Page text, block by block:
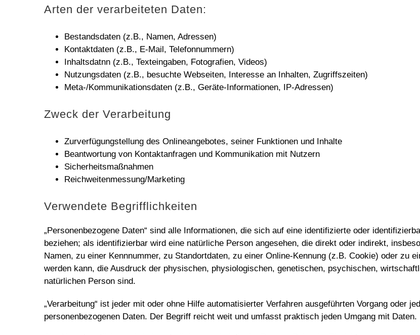
Arten der verarbeiteten Daten:
Bestandsdaten (z.B., Namen, Adressen)
Kontaktdaten (z.B., E-Mail, Telefonnummern)
Inhaltsdatnn (z.B., Texteingaben, Fotografien, Videos)
Nutzungsdaten (z.B., besuchte Webseiten, Interesse an Inhalten, Zugriffszeiten)
Meta-/Kommunikationsdaten (z.B., Geräte-Informationen, IP-Adressen)
Zweck der Verarbeitung
Zurverfügungstellung des Onlineangebotes, seiner Funktionen und Inhalte
Beantwortung von Kontaktanfragen und Kommunikation mit Nutzern
Sicherheitsmaßnahmen
Reichweitenmessung/Marketing
Verwendete Begrifflichkeiten
„Personenbezogene Daten“ sind alle Informationen, die sich auf eine identifizierte oder
beziehen; als identifizierbar wird eine natürliche Person angesehen, die direkt oder indirekt,
Namen, zu einer Kennnummer, zu Standortdaten, zu einer Online-Kennung (z.B. Cookie) oder zu
werden kann, die Ausdruck der physischen, physiologischen, genetischen, psychischen,
natürlichen Person sind.
„Verarbeitung“ ist jeder mit oder ohne Hilfe automatisierter Verfahren ausgeführten Vorgang oder
personenbezogenen Daten. Der Begriff reicht weit und umfasst praktisch jeden Umgang mit Daten.